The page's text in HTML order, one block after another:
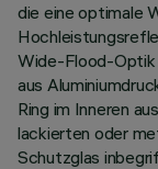
die eine optimale
Wide-Flood-Optik
aus
Ring im Inneren
lackierten oder
Schutzglas